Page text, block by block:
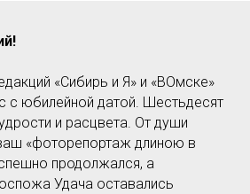
«Сибирь и Я» и «ВОмске»
с юбилейной датой. Шестьдесят
и расцвета. От души
«фоторепортаж длиною в
продолжался, а
Удача оставались